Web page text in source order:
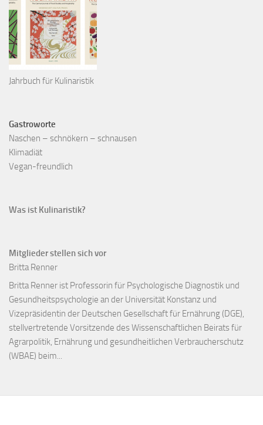
Jahrbuch für Kulinaristik
Gastroworte
Naschen – schnökern – schnausen
Klimadiät
Vegan-freundlich
Was ist Kulinaristik?
Mitglieder stellen sich vor
Britta Renner
Britta Renner ist Professorin für Psychologische Diagnostik und
Gesundheitspsychologie an der Universität Konstanz und
Vizepräsidentin der Deutschen Gesellschaft für Ernährung (DGE),
stellvertretende Vorsitzende des Wissenschaftlichen Beirats für
Agrarpolitik, Ernährung und gesundheitlichen Verbraucherschutz
(WBAE) beim...